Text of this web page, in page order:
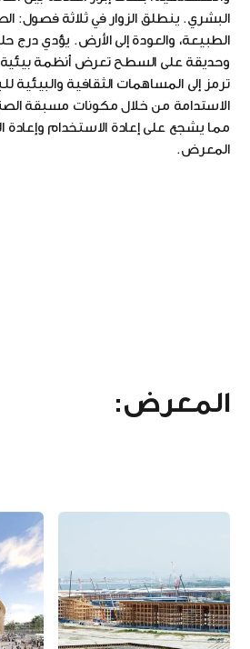
البشري. ينطلق الزوار في ثلاثة فصول:
الطبيعة، والعودة إلى الأرض. يؤدي درج
وحديقة على السطح تعرض أنظمة
ترمز إلى المساهمات الثقافية والبيئية
الاستدامة من خلال مكونات مسبقة
مما يشجع على إعادة الاستخدام وإعادة
المعرض.
المعرض: